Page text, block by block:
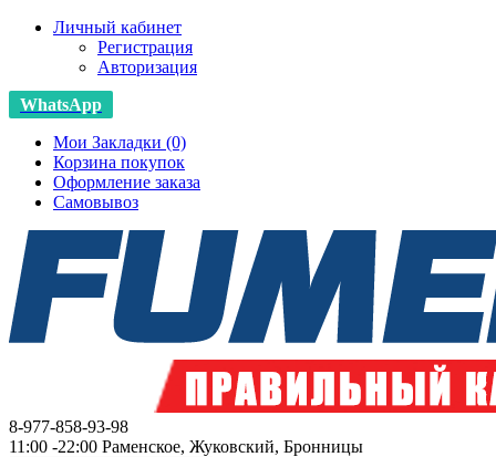
Личный кабинет
Регистрация
Авторизация
WhatsApp
Мои Закладки (0)
Корзина покупок
Оформление заказа
Самовывоз
8-977-858-93-98
11:00 -22:00 Раменское, Жуковский, Бронницы